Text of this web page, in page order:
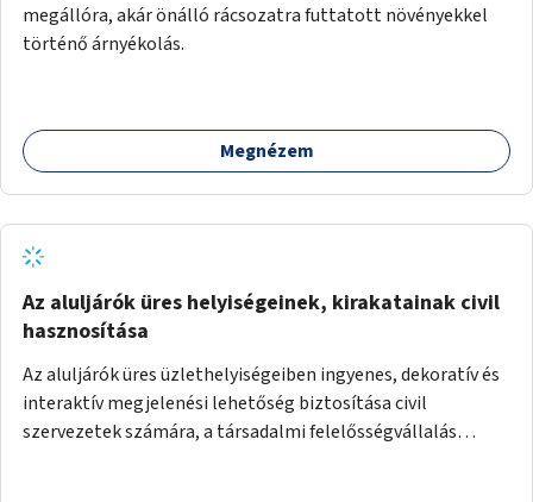
megállóra, akár önálló rácsozatra futtatott növényekkel
történő árnyékolás.
Megnézem
Az aluljárók üres helyiségeinek, kirakatainak civil
hasznosítása
Az aluljárók üres üzlethelyiségeiben ingyenes, dekoratív és
interaktív megjelenési lehetőség biztosítása civil
szervezetek számára, a társadalmi felelősségvállalás